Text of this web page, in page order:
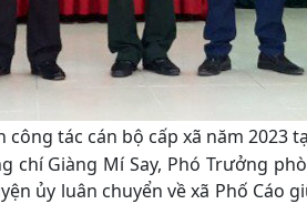
tác cán bộ cấp xã năm 2023
chí Giàng Mí Say, Phó Trưởng
ủy luân chuyển về xã Phố Cáo